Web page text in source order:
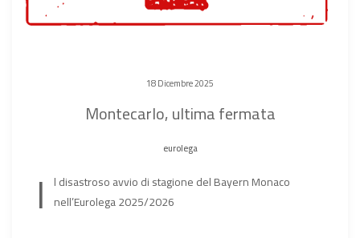
18 Dicembre 2025
Montecarlo, ultima fermata
eurolega
I l disastroso avvio di stagione del Bayern Monaco
nell’Eurolega 2025/2026